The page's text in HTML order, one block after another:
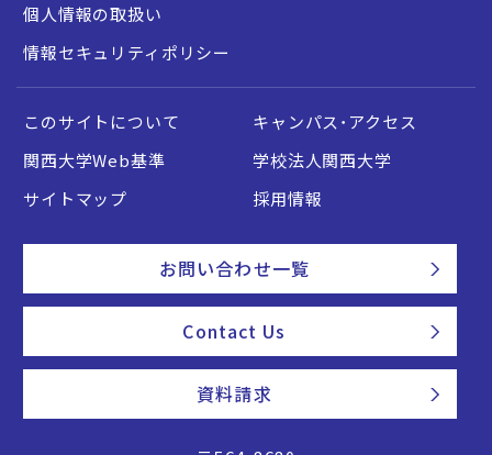
個人情報の取扱い
情報セキュリティポリシー
このサイトについて
キャンパス・アクセス
関西大学Web基準
学校法人関西大学
サイトマップ
採用情報
お問い合わせ一覧
Contact Us
資料請求